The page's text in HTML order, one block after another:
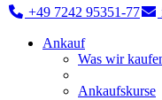
+49 7242 95351-77
Ankauf
Was wir
Ankaufskurse